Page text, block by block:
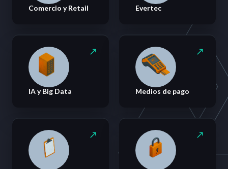
Comercio y Retail Evertec
IA y Big Data Medios de pago